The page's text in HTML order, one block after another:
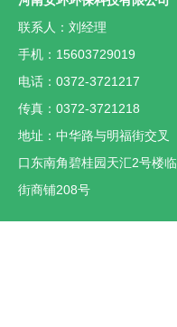
联系人：刘经理
手机：15603729019
电话：0372-3721217
传真：0372-3721218
地址：中华路与明福街交叉
口东南角碧桂园天汇2号楼临
街商铺208号